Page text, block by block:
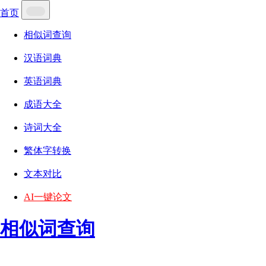
首页
相似词查询
汉语词典
英语词典
成语大全
诗词大全
繁体字转换
文本对比
AI一键论文
相似词查询